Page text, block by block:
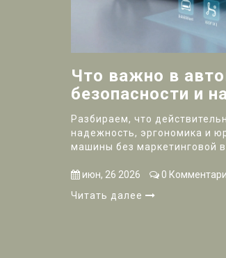
Что важно в
безопасности и
Разбираем, что
надежность, эргономика и
машины без маркетинговой
июн, 26 2026
0
Читать далее